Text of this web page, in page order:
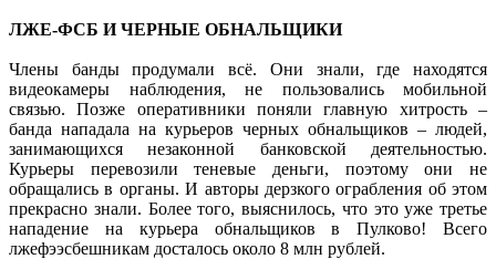
ЛЖЕ-ФСБ И ЧЕРНЫЕ ОБНАЛЬЩИКИ
Члены банды продумали всё. Они знали, где находятся
видеокамеры наблюдения, не пользовались мобильной
связью. Позже оперативники поняли главную хитрость –
банда нападала на курьеров черных обнальщиков – людей,
занимающихся незаконной банковской деятельностью.
Курьеры перевозили теневые деньги, поэтому они не
обращались в органы. И авторы дерзкого ограбления об этом
прекрасно знали. Более того, выяснилось, что это уже третье
нападение на курьера обнальщиков в Пулково! Всего
лжефээсбешникам досталось около 8 млн рублей.